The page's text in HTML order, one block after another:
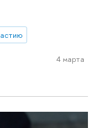
4 марта